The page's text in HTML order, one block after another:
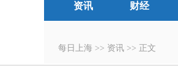
资讯 财经
每日上海 >> 资讯 >> 正文